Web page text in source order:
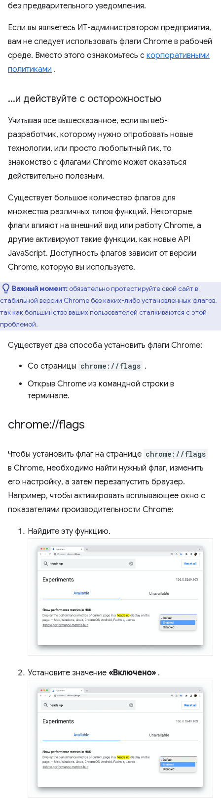
без предварительного уведомления.
Если вы являетесь ИТ-администратором предприятия,
вам не следует использовать флаги Chrome в рабочей
среде. Вместо этого ознакомьтесь с корпоративными
политиками .
...и действуйте с осторожностью
Учитывая все вышесказанное, если вы веб-
разработчик, которому нужно опробовать новые
технологии, или просто любопытный гик, то
знакомство с флагами Chrome может оказаться
действительно полезным.
Существует большое количество флагов для
множества различных типов функций. Некоторые
флаги влияют на внешний вид или работу Chrome, а
другие активируют такие функции, как новые API
JavaScript. Доступность флагов зависит от версии
Chrome, которую вы используете.
Важный момент:обязательно протестируйте свой сайт в
стабильной версии Chrome без каких-либо установленных флагов,
так как большинство ваших пользователей сталкиваются с этой
проблемой.
Существует два способа установить флаги Chrome:
Со страницы chrome://flags .
Открыв Chrome из командной строки в
терминале.
chrome://flags
Чтобы установить флаг на странице chrome://flags
в Chrome, необходимо найти нужный флаг, изменить
его настройку, а затем перезапустить браузер.
Например, чтобы активировать всплывающее окно с
показателями производительности Chrome:
Найдите эту функцию.
Установите значение «Включено» .